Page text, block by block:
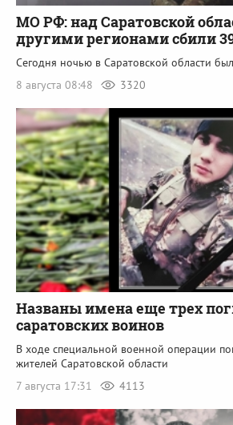
МО РФ: над Саратовской
другими регионами сбили
Сегодня ночью в Саратовской области
8 августа 08:48
3320
Названы имена еще трех
саратовских воинов
В ходе специальной военной операции
жителей Саратовской области
7 августа 17:31
4113